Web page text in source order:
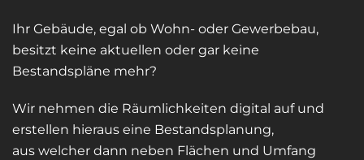
Ihr Gebäude, egal ob Wohn- oder Gewerbebau,
besitzt keine aktuellen oder gar keine
Bestandspläne mehr?
Wir nehmen die Räumlichkeiten digital auf und
erstellen hieraus eine Bestandsplanung,
aus welcher dann neben Flächen und Umfang